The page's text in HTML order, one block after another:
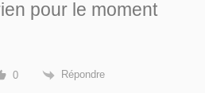
pour le moment
0 Répondre